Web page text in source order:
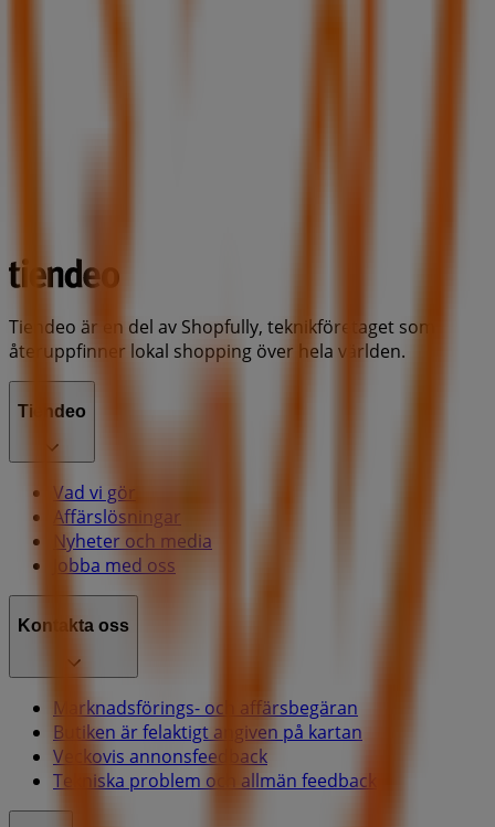
Tiendeo är en del av Shopfully, teknikföretaget som
återuppfinner lokal shopping över hela världen.
Tiendeo
Vad vi gör
Affärslösningar
Nyheter och media
Jobba med oss
Kontakta oss
Marknadsförings- och affärsbegäran
Butiken är felaktigt angiven på kartan
Veckovis annonsfeedback
Tekniska problem och allmän feedback